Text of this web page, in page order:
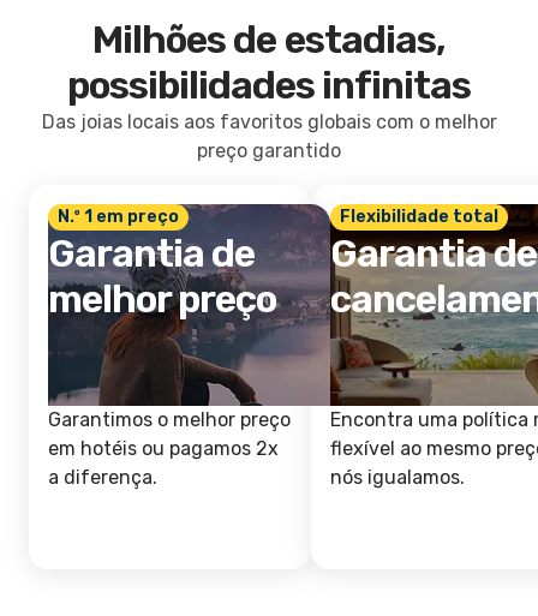
Milhões de estadias,
possibilidades infinitas
Das joias locais aos favoritos globais com o melhor
preço garantido
N.º 1 em preço
Garantia de
melhor preço
Garantimos o melhor preço
em hotéis ou pagamos 2x
a diferença.
Flexibilidade total
Garantia de
Encontra uma política
flexível ao mesmo
nós igualamos.